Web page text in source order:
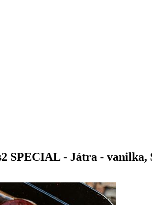
SPECIAL - Játra - vanilka,